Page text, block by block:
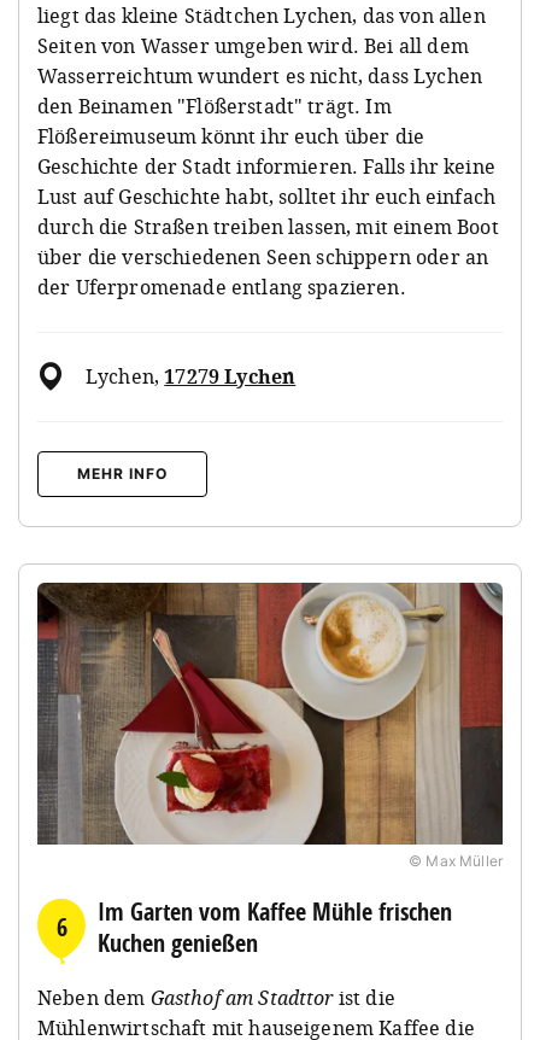
liegt das kleine Städtchen Lychen, das von allen
Seiten von Wasser umgeben wird. Bei all dem
Wasserreichtum wundert es nicht, dass Lychen
den Beinamen "Flößerstadt" trägt. Im
Flößereimuseum könnt ihr euch über die
Geschichte der Stadt informieren. Falls ihr keine
Lust auf Geschichte habt, solltet ihr euch einfach
durch die Straßen treiben lassen, mit einem Boot
über die verschiedenen Seen schippern oder an
der Uferpromenade entlang spazieren.
Lychen,17279 Lychen
MEHR INFO
© Max Müller
6
Im Garten vom Kaffee Mühle frischen
Kuchen genießen
Neben dem Gasthof am Stadttorist die
Mühlenwirtschaft mit hauseigenem Kaffee die